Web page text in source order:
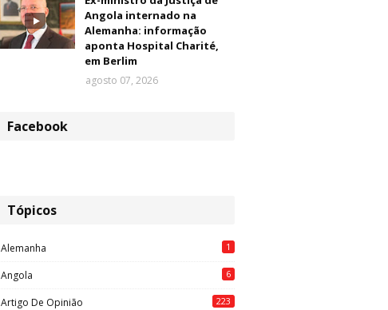
Angola internado na
Alemanha: informação
aponta Hospital Charité,
em Berlim
agosto 07, 2026
Facebook
Tópicos
Alemanha 1
Angola 6
Artigo De Opinião 223